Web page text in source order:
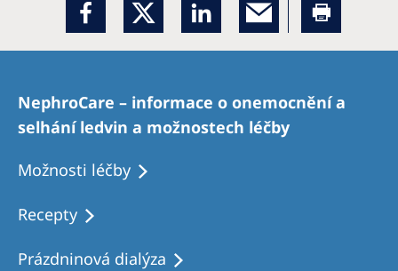
NephroCare – informace o onemocnění a
selhání ledvin a možnostech léčby
Možnosti léčby
Recepty
Prázdninová dialýza